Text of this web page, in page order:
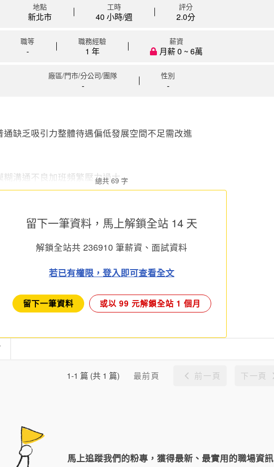
地點
新北市
工時
40 小時/週
評分
2.0分
職等
-
職務經驗
1 年
薪資
月薪 0 ~ 6萬
廠區/門市/分公司/團隊
-
性別
-
缺乏吸引力整體待遇偏低發展空間不足需改進
溝通不良加班頻繁壓力過大...
總共 69 字
留下一筆資料，馬上解鎖全站 14 天
解鎖全站共 236910 筆薪資、面試資料
若已有權限，登入即可查看全文
留下一筆資料 或以 99 元解鎖全站 1 個月
1-1 篇 (共 1 篇) 最前頁 前一頁 下一頁
馬上追蹤我們的粉專，獲得最新、最實用的職場資訊